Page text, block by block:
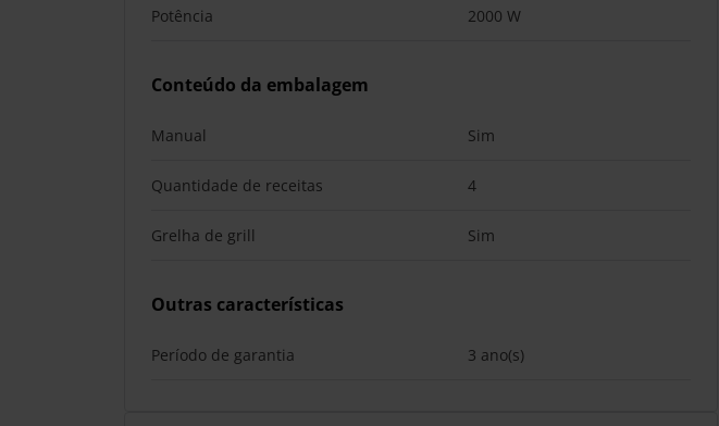
Potência 2000 W
Conteúdo da embalagem
Manual Sim
Quantidade de receitas 4
Grelha de grill Sim
Outras características
Período de garantia 3 ano(s)